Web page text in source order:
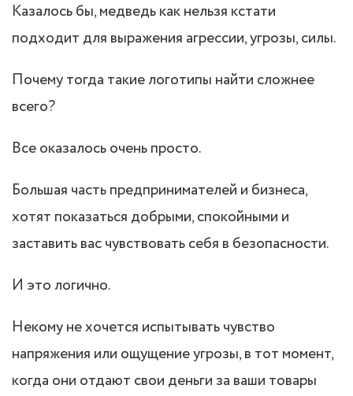
Казалось бы, медведь как нельзя кстати
подходит для выражения агрессии, угрозы, силы.
Почему тогда такие логотипы найти сложнее
всего?
Все оказалось очень просто.
Большая часть предпринимателей и бизнеса,
хотят показаться добрыми, спокойными и
заставить вас чувствовать себя в безопасности.
И это логично.
Некому не хочется испытывать чувство
напряжения или ощущение угрозы, в тот момент,
когда они отдают свои деньги за ваши товары